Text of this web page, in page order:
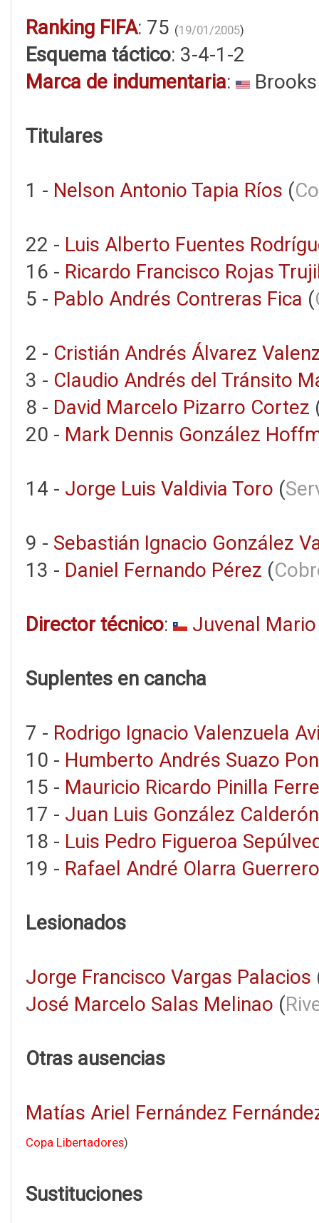
Ranking FIFA: 75 (19/01/2005)
Esquema táctico: 3-4-1-2
Marca de indumentaria: Brooks
Titulares
1 - Nelson Antonio Tapia Ríos (
22 - Luis Alberto Fuentes
16 - Ricardo Francisco Rojas
5 - Pablo Andrés Contreras Fica (
2 - Cristián Andrés Álvarez
3 - Claudio Andrés del Tránsito
8 - David Marcelo Pizarro Cortez
20 - Mark Dennis González
14 - Jorge Luis Valdivia Toro (
9 - Sebastián Ignacio González
13 - Daniel Fernando Pérez (
Director técnico: Juvenal
Suplentes en cancha
7 - Rodrigo Ignacio Valenzuela
10 - Humberto Andrés Suazo
15 - Mauricio Ricardo Pinilla
17 - Juan Luis González Calderón
18 - Luis Pedro Figueroa
19 - Rafael André Olarra Guerrero
Lesionados
Jorge Francisco Vargas Palacios
José Marcelo Salas Melinao (
Otras ausencias
Matías Ariel Fernández
Copa Libertadores)
Sustituciones